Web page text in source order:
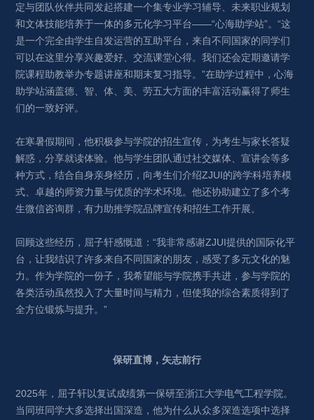
定与团队伙伴共同发起搭建一个集专业学习辅导、未来职业规划
和文体技能培养于一体的多元化学习平台——“心海助学站”。“这
是一个完全由学生自发运营的互助平台，来自不同国家的同学们
可以在这里分享兴趣爱好、交流课堂心得。我们还会定期邀请学
院课程助教举办专题讲座和期末复习指导。”在助学过程中，心海
助学站涵盖德、智、体、美、劳五大方面的丰富活动赢得了师生
们的一致好评。
在寒暑假期间，他积极参与学院的招生宣传，为考生与家长答疑
解惑，分享就读体验。他与学生团队通过社交媒体、宣讲会等多
种方式，结合自身亲身经历，向考生们介绍ZJUI的跨学科培养模
式、卓越的师资力量与优质的学术环境。他还协助建立了多个考
生微信咨询群，有力助推学院品牌宣传和招生工作开展。
回顾这些经历，屈子轩感慨道：“我非常感谢ZJUI提供的国际化平
台，让我结识了许多来自不同国家的朋友，感受了多元文化的魅
力。作为学院的一份子，我希望能与学院携手共进，参与学院的
各类活动虽然投入了大量时间与精力，但使我的综合素质得到了
全方位锻炼与提升。”
保研直博，矢志前行
2025年，屈子轩以复试成绩第一保研至浙江大学电气工程学院。
当同班同学大多选择出国深造，他为什么从众多深造选项中选择